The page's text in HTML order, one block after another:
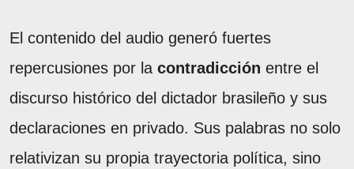
El contenido del audio generó fuertes
repercusiones por la contradicción entre el
discurso histórico del dictador brasileño y sus
declaraciones en privado. Sus palabras no solo
relativizan su propia trayectoria política, sino